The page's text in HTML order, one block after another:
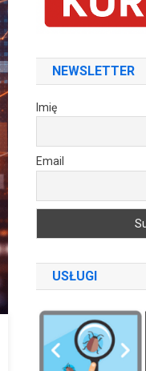
NEWSLETTER
Imię
Email
USŁUGI